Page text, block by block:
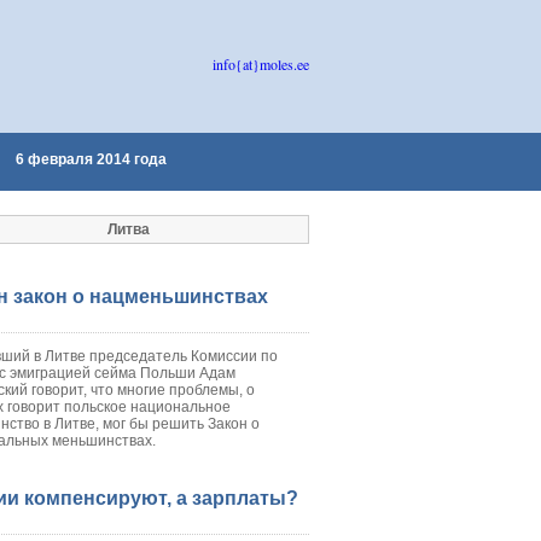
info{at}moles.ee
6 февраля 2014 года
Литва
закон о нацменьшинствах
в Литве председатель Комиссии по
эмиграцией сейма Польши Адам
говорит, что многие проблемы, о
говорит польское национальное
в Литве, мог бы решить Закон о
меньшинствах.
компенсируют, а зарплаты?